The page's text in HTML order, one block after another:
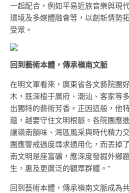
一起配合，例如平易近族音樂與現
環境及多媒體融會等，以創新情勢
受眾。
回到藝術本體，傳承嶺南文脈
在明文軍看來，廣東省各文藝院團
木，既深植于廣府、潮汕、客家等
出獨特的藝術芳香。正因這般，他
蘊，越要守住文明根脈。各院團應
讓嶺南韻味、灣區風采與時代精力
團應警戒過度尋求通用化，而丟掉
南文明是座富礦，應深度發掘外鄉
生，惠及更廣泛的觀眾群體。”
回到藝術本體，傳承嶺南文脈成為